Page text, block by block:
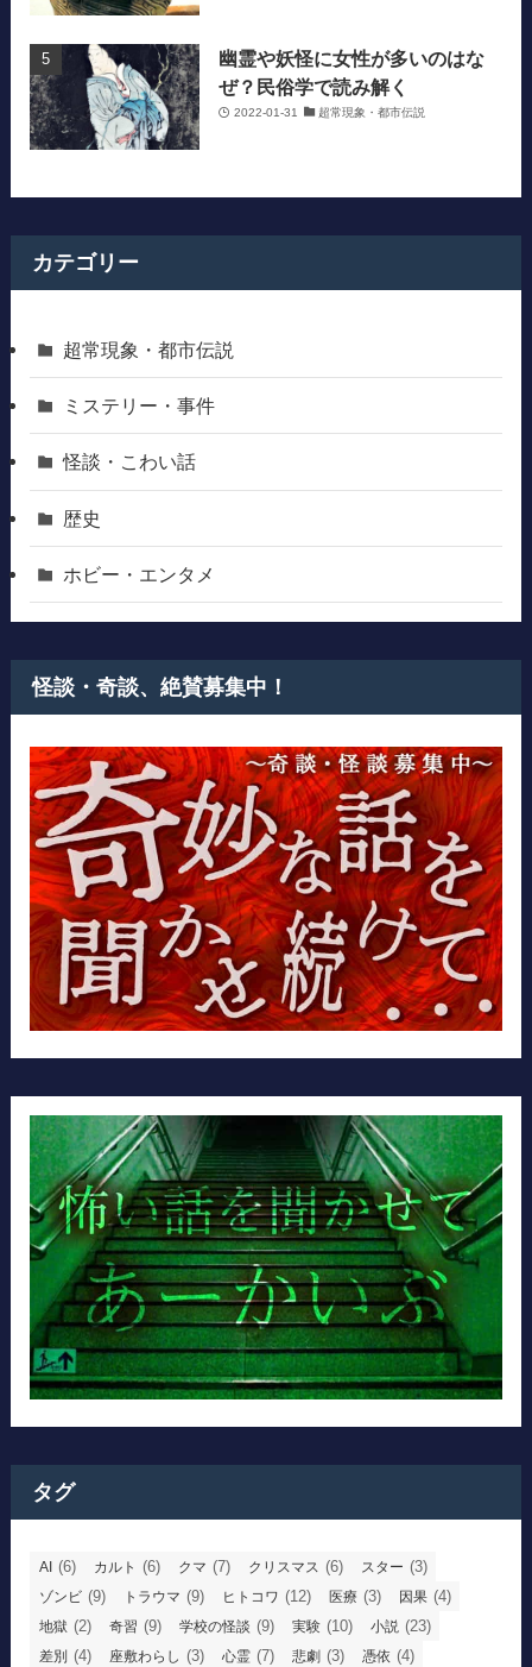
幽霊や妖怪に女性が多いのはな
ぜ？民俗学で読み解く
2022-01-31 超常現象・都市伝説
カテゴリー
超常現象・都市伝説
ミステリー・事件
怪談・こわい話
歴史
ホビー・エンタメ
怪談・奇談、絶賛募集中！
タグ
AI (6) カルト (6) クマ (7) クリスマス (6) スター (3)
ゾンビ (9) トラウマ (9) ヒトコワ (12) 医療 (3) 因果 (4)
地獄 (2) 奇習 (9) 学校の怪談 (9) 実験 (10) 小説 (23)
差別 (4) 座敷わらし (3) 心霊 (7) 悲劇 (3) 憑依 (4)